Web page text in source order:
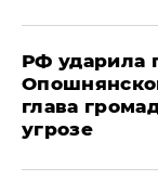
РФ ударила
глава
угрозе